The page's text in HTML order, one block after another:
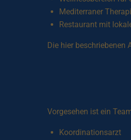
Mediterraner
Restaurant mit
Die hier beschriebenen
Vorgesehen ist ein
Koordinationsarzt